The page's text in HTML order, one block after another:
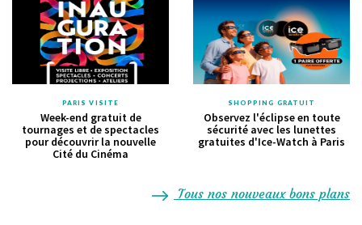
PARIS VISITE
Week-end gratuit de
tournages et de spectacles
pour découvrir la nouvelle
Cité du Cinéma
SHOPPING GRATUIT
Observez l'éclipse en toute
sécurité avec les lunettes
gratuites d'Ice-Watch à Paris
Tous nos nouveaux bons plans